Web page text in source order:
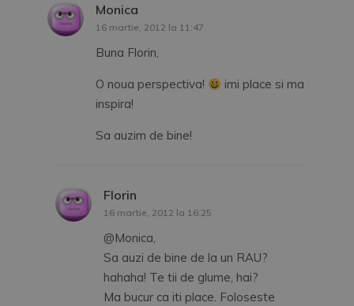
Monica
16 martie, 2012 la 11:47
Buna Florin,
O noua perspectiva!
imi place si ma
inspira!
Sa auzim de bine!
Florin
16 martie, 2012 la 16:25
@Monica,
Sa auzi de bine de la un RAU?
hahaha! Te tii de glume, hai?
Ma bucur ca iti place. Foloseste